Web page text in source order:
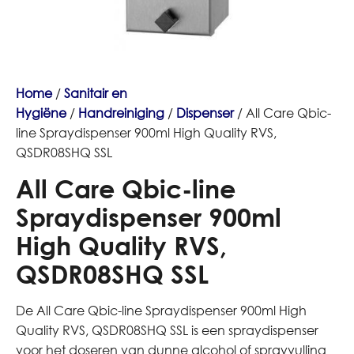
Home/Sanitair en
Hygiëne/ Handreiniging / Dispenser/ All Care Qbic-
line Spraydispenser 900ml High Quality RVS,
QSDR08SHQ SSL
All Care Qbic-line
Spraydispenser 900ml
High Quality RVS,
QSDR08SHQ SSL
De All Care Qbic-line Spraydispenser 900ml High
Quality RVS, QSDR08SHQ SSL is een spraydispenser
voor het doseren van dunne alcohol of sprayvulling